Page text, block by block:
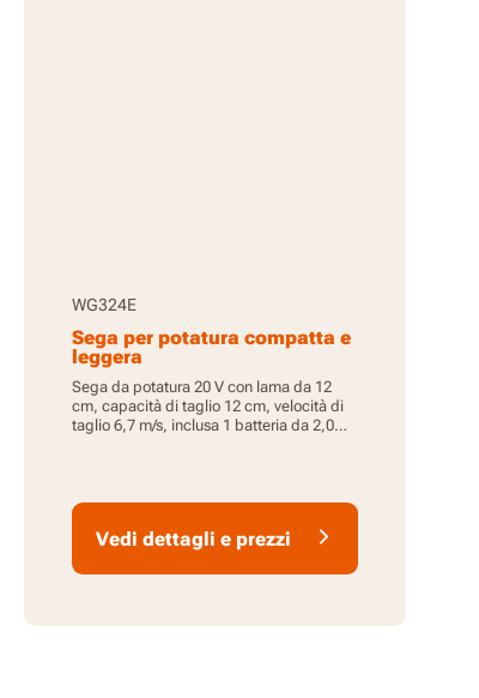
WG324E
Sega per potatura compatta e
leggera
Sega da potatura 20 V con lama da 12
cm, capacità di taglio 12 cm, velocità di
taglio 6,7 m/s, inclusa 1 batteria da 2,0
Vedi dettagli e prezzi